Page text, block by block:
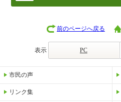
前のページへ戻る
表示 PC
市民の声
リンク集